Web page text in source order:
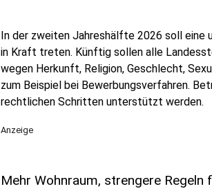
In der zweiten Jahreshälfte 2026 soll eine
in Kraft treten. Künftig sollen alle
wegen Herkunft, Religion, Geschlecht,
zum Beispiel bei Bewerbungsverfahren.
rechtlichen Schritten unterstützt werden.
Anzeige
Mehr Wohnraum, strengere